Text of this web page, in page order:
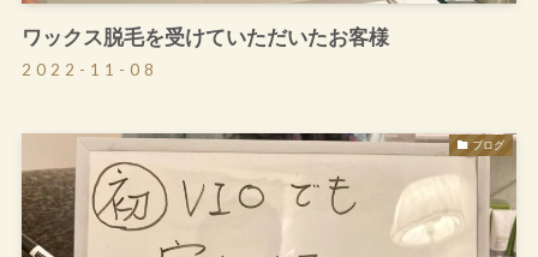
ワックス脱毛を受けていただいたお客様
2022-11-08
ブログ